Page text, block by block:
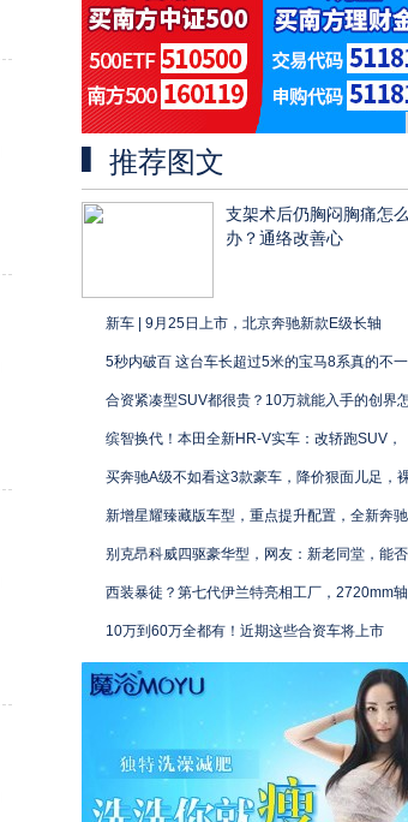
推荐图文
支架术后仍胸闷胸痛怎么
办？通络改善心
新车 | 9月25日上市，北京奔驰新款E级长轴
5秒内破百 这台车长超过5米的宝马8系真的不一
合资紧凑型SUV都很贵？10万就能入手的创界
缤智换代！本田全新HR-V实车：改轿跑SUV，
买奔驰A级不如看这3款豪车，降价狠面儿足，
新增星耀臻藏版车型，重点提升配置，全新奔
别克昂科威四驱豪华型，网友：新老同堂，能
西装暴徒？第七代伊兰特亮相工厂，2720mm轴
10万到60万全都有！近期这些合资车将上市